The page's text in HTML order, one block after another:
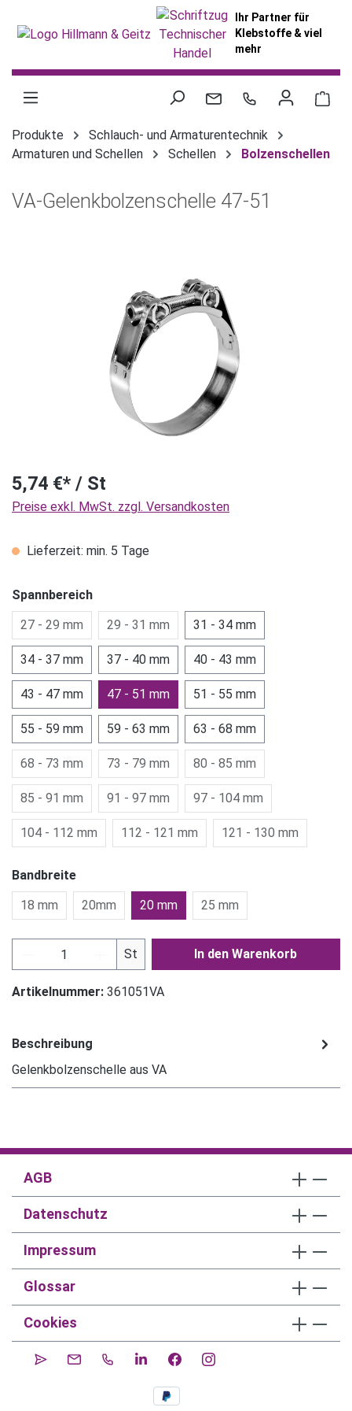
Ihr Partner für
Klebstoffe & viel
mehr
Produkte
Schlauch- und Armaturentechnik
Armaturen und Schellen
Schellen Bolzenschellen
VA-Gelenkbolzenschelle 47-51
5,74 €* / St
Preise exkl. MwSt. zzgl. Versandkosten
Lieferzeit: min. 5 Tage
Spannbereich
27 - 29 mm
29 - 31 mm 31 - 34 mm
34 - 37 mm 37 - 40 mm 40 - 43 mm
43 - 47 mm 47 - 51 mm 51 - 55 mm
55 - 59 mm 59 - 63 mm 63 - 68 mm
68 - 73 mm 73 - 79 mm 80 - 85 mm
85 - 91 mm 91 - 97 mm 97 - 104 mm
104 - 112 mm 112 - 121 mm 121 - 130 mm
Bandbreite
18 mm
20mm 20 mm 25 mm
Produkt Anzahl: Gib den gewünschten Wert
St In den Warenkorb
Artikelnummer: 361051VA
Beschreibung
Gelenkbolzenschelle aus VA
AGB
Datenschutz
Impressum
Glossar
Cookies